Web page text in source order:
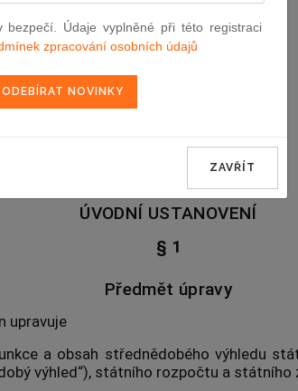
ČÁST PRVNÍ
ROZPOČTOVÁ PRAVIDLA
ÚVODNÍ USTANOVENÍ
§ 1
Předmět úpravy
upravuje
a obsah střednědobého výhledu
výhled“), státního rozpočtu a státního
Údaje vyplněné při této registraci
zpracování osobních údajů
ZAVŘÍT